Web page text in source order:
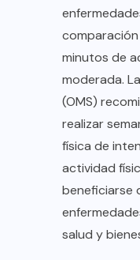
minutos de
moderada.
(OMS)
realizar
física de
actividad
beneficiarse
salud y